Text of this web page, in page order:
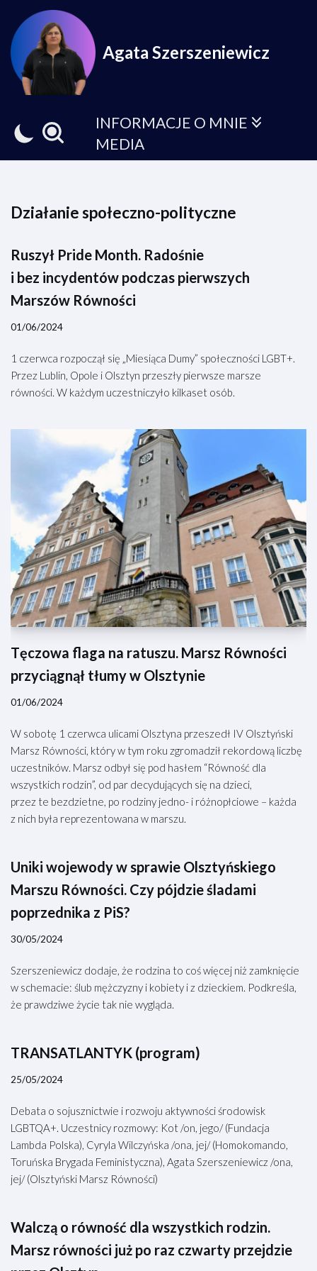
Przejdź
do
treści
Agata Szerszeniewicz
INFORMACJE O MNIE
MEDIA
Działanie społeczno-polityczne
Ruszył Pride Month. Radośnie
i bez incydentów podczas pierwszych
Marszów Równości
01/06/2024
1 czerwca rozpoczął się „Miesiąca Dumy” społeczności LGBT+.
Przez Lublin, Opole i Olsztyn przeszły pierwsze marsze
równości. W każdym uczestniczyło kilkaset osób.
Tęczowa flaga na ratuszu. Marsz Równości
przyciągnął tłumy w Olsztynie
01/06/2024
W sobotę 1 czerwca ulicami Olsztyna przeszedł IV Olsztyński
Marsz Równości, który w tym roku zgromadził rekordową liczbę
uczestników. Marsz odbył się pod hasłem “Równość dla
wszystkich rodzin”, od par decydujących się na dzieci,
przez te bezdzietne, po rodziny jedno- i różnopłciowe – każda
z nich była reprezentowana w marszu.
Uniki wojewody w sprawie Olsztyńskiego
Marszu Równości. Czy pójdzie śladami
poprzednika z PiS?
30/05/2024
Szerszeniewicz dodaje, że rodzina to coś więcej niż zamknięcie
w schemacie: ślub mężczyzny i kobiety i z dzieckiem. Podkreśla,
że prawdziwe życie tak nie wygląda.
TRANSATLANTYK (program)
25/05/2024
Debata o sojusznictwie i rozwoju aktywności środowisk
LGBTQA+. Uczestnicy rozmowy: Kot /on, jego/ (Fundacja
Lambda Polska), Cyryla Wilczyńska /ona, jej/ (Homokomando,
Toruńska Brygada Feministyczna), Agata Szerszeniewicz /ona,
jej/ (Olsztyński Marsz Równości)
Walczą o równość dla wszystkich rodzin.
Marsz równości już po raz czwarty przejdzie